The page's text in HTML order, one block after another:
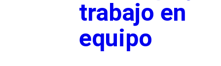
trabajo en
equipo